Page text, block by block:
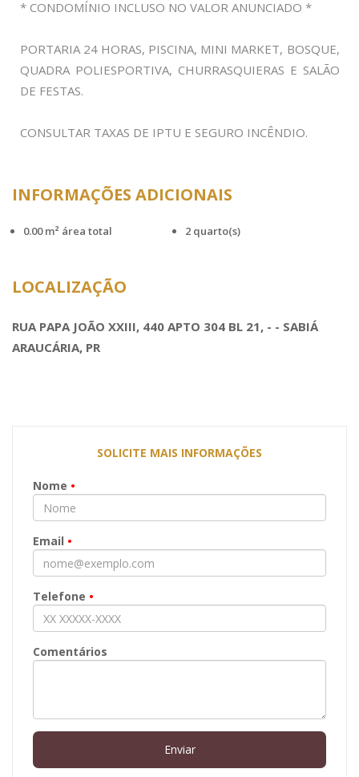
* CONDOMÍNIO INCLUSO NO VALOR ANUNCIADO *
PORTARIA 24 HORAS, PISCINA, MINI MARKET, BOSQUE,
QUADRA POLIESPORTIVA, CHURRASQUIERAS E SALÃO
DE FESTAS.
CONSULTAR TAXAS DE IPTU E SEGURO INCÊNDIO.
INFORMAÇÕES ADICIONAIS
0.00 m² área total 2 quarto(s)
LOCALIZAÇÃO
RUA PAPA JOÃO XXIII, 440 APTO 304 BL 21, - - SABIÁ
ARAUCÁRIA, PR
SOLICITE MAIS INFORMAÇÕES
Nome •
Email •
Telefone •
Comentários
Enviar